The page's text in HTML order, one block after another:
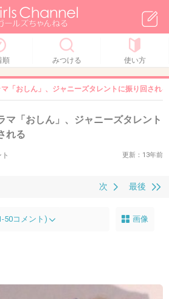
順 みつける 使い方
「おしん」、ジャニーズタレントに振り回される
マ「おしん」、ジャニーズタレント
れる
更新：13年前
最後
次
50コメント) 画像